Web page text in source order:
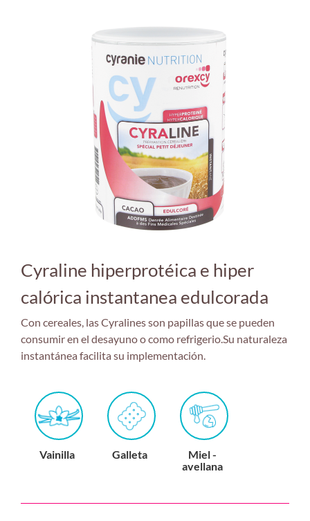
Cyraline hiperprotéica e hiper
calórica instantanea edulcorada
Con cereales, las Cyralines son papillas que se pueden
consumir en el desayuno o como refrigerio.Su naturaleza
instantánea facilita su implementación.
Vainilla Galleta
Miel -
avellana